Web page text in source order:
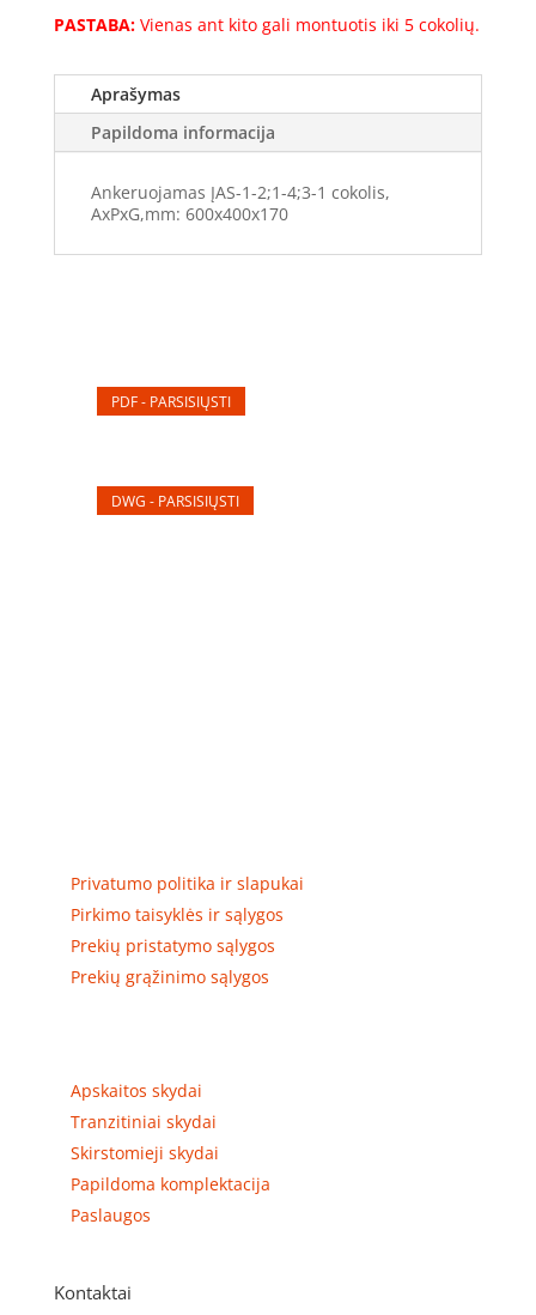
(COK-
1/1-
PASTABA:Vienas ant kito gali montuotis iki 5 cokolių.
Aprašymas
Papildoma informacija
Ankeruojamas ĮAS-1-2;1-4;3-1 cokolis,
AxPxG,mm: 600x400x170
PDF - PARSISIŲSTI
DWG - PARSISIŲSTI
Privatumo politika ir slapukai
Pirkimo taisyklės ir sąlygos
Prekių pristatymo sąlygos
Prekių grąžinimo sąlygos
Apskaitos skydai
Tranzitiniai skydai
Skirstomieji skydai
Papildoma komplektacija
Paslaugos
Kontaktai